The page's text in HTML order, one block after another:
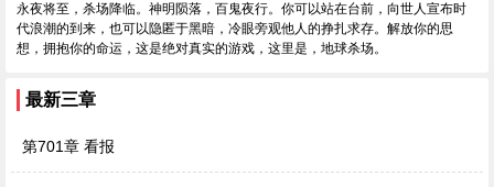
永夜将至，杀场降临。神明陨落，百鬼夜行。你可以站在台前，向世人宣布时
代浪潮的到来，也可以隐匿于黑暗，冷眼旁观他人的挣扎求存。解放你的思
想，拥抱你的命运，这是绝对真实的游戏，这里是，地球杀场。
最新三章
第701章 看报